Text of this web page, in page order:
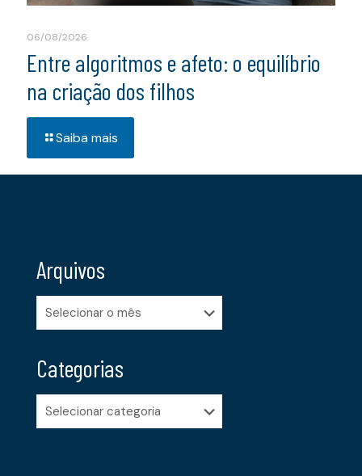
06/08/2026
Entre algoritmos e afeto: o equilíbrio
na criação dos filhos
Saiba mais
Arquivos
Arquivos
Categorias
Categorias